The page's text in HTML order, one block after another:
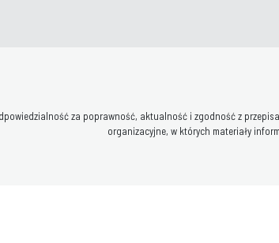
za poprawność, aktualność i zgodność z
organizacyjne, w których materiały